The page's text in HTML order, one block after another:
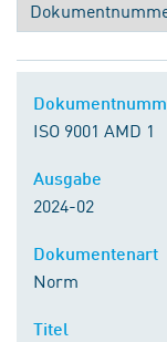
ISO 9001 AMD 1
2024-02
Norm